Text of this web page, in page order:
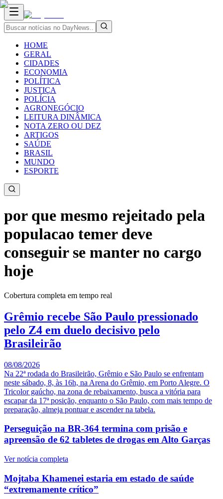
HOME
GERAL
CIDADES
ECONOMIA
POLÍTICA
JUSTIÇA
POLÍCIA
AGRONEGÓCIO
LEITURA DINÂMICA
NOTA ZERO OU DEZ
ARTIGOS
SAÚDE
BRASIL
MUNDO
ESPORTE
por que mesmo rejeitado pela
populacao temer deve
conseguir se manter no cargo
hoje
Cobertura completa em tempo real
Grêmio recebe São Paulo pressionado
pelo Z4 em duelo decisivo pelo
Brasileirão
08/08/2026
Na 22ª rodada do Brasileirão, Grêmio e São Paulo se enfrentam
neste sábado, 8, às 16h, na Arena do Grêmio, em Porto Alegre. O
Tricolor gaúcho, na zona de rebaixamento, busca a vitória para
escapar da 17ª posição, enquanto o São Paulo, com mais tempo de
preparação, almeja pontuar e ascender na tabela.
Perseguição na BR-364 termina com prisão e
apreensão de 62 tabletes de drogas em Alto Garças
Ver notícia completa
Mojtaba Khamenei estaria em estado de saúde
“extremamente crítico”